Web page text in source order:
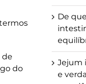
de
do
De
Jejum
e